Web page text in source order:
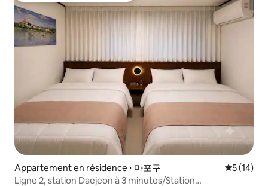
Appartement en résidence ⋅ 마포구
5 (14)
Ligne 2, station Daejeon à 3 minutes/Station